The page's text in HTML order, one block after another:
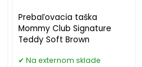
Prebaľovacia taška
Mommy Club Signature
Teddy Soft Brown
Na externom sklade